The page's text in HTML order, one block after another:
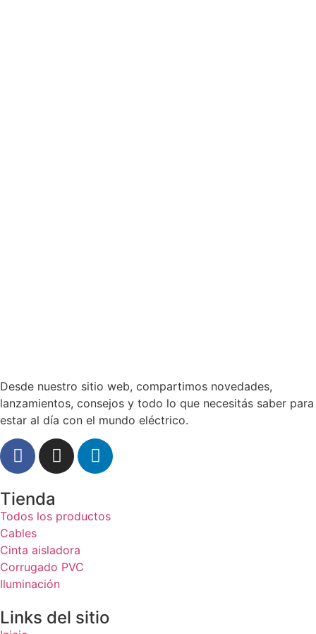
Desde nuestro sitio web, compartimos novedades,
lanzamientos, consejos y todo lo que necesitás saber para
estar al día con el mundo eléctrico.
Tienda
Todos los productos
Cables
Cinta aisladora
Corrugado PVC
Iluminación
Links del sitio